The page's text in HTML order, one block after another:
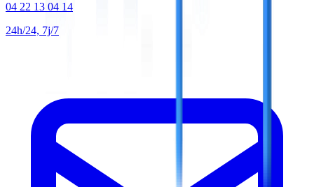
04 22 13 04 14
24h/24, 7j/7